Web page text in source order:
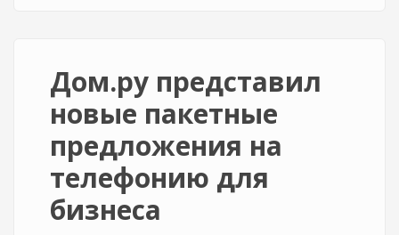
Дом.ру представил
новые пакетные
предложения на
телефонию для
бизнеса